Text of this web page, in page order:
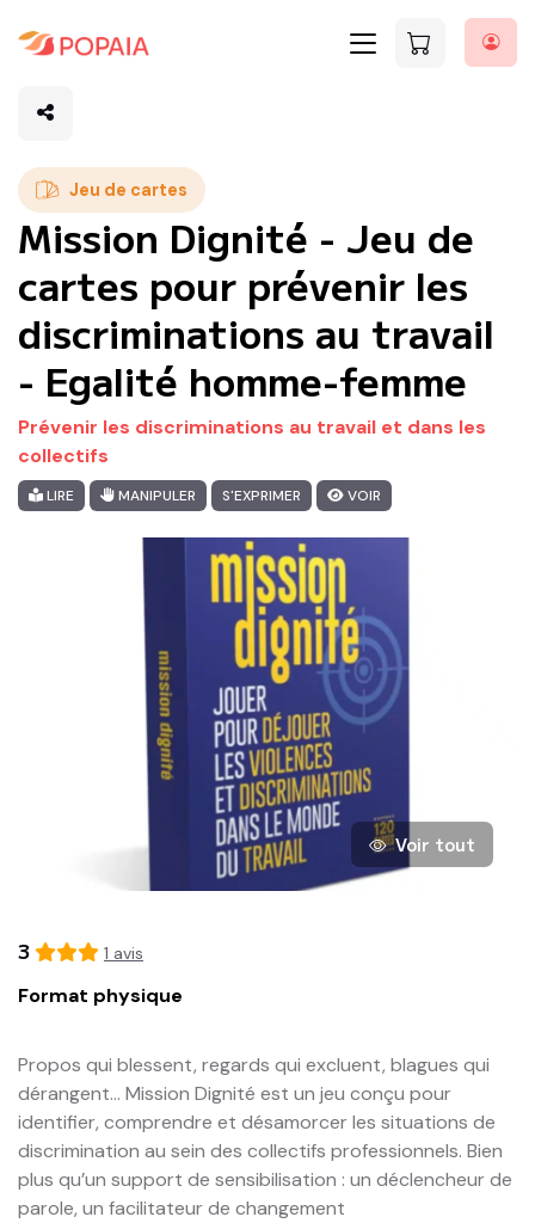
Jeu de cartes
Mission Dignité - Jeu de
cartes pour prévenir les
discriminations au travail
- Egalité homme-femme
Prévenir les discriminations au travail et dans les
collectifs
LIRE MANIPULER S'EXPRIMER VOIR
Voir tout
3 1 avis
Format physique
Propos qui blessent, regards qui excluent, blagues qui
dérangent… Mission Dignité est un jeu conçu pour
identifier, comprendre et désamorcer les situations de
discrimination au sein des collectifs professionnels. Bien
plus qu’un support de sensibilisation : un déclencheur de
parole, un facilitateur de changement